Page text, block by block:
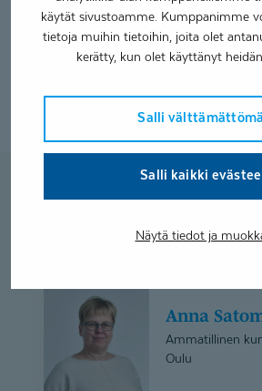
käytät sivustoamme. Kumppanimme
tietoja muihin tietoihin, joita olet
kerätty, kun olet käyttänyt
Salli
Salli kaikki
Näytä tiedot ja
kartoittamassa elämäntilanteellesi ja
soveltuvia työtehtäviä tai opintoja.
kuntoutusselvityksessä etsimme
opintoihin siirtymistä.
Anna
Satomaa
Anna
Ammatillinen
Oulu